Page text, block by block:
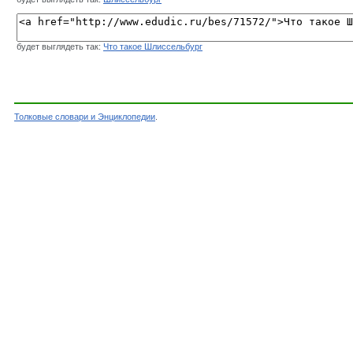
будет выглядеть так: Что такое Шлиссельбург
Толковые словари и Энциклопедии